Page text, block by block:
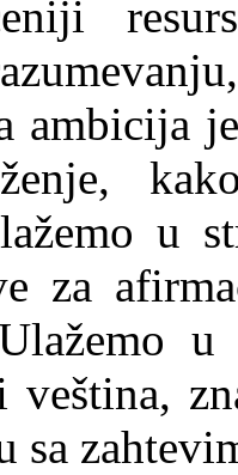
ambicija
u
za
u
veština,
sa